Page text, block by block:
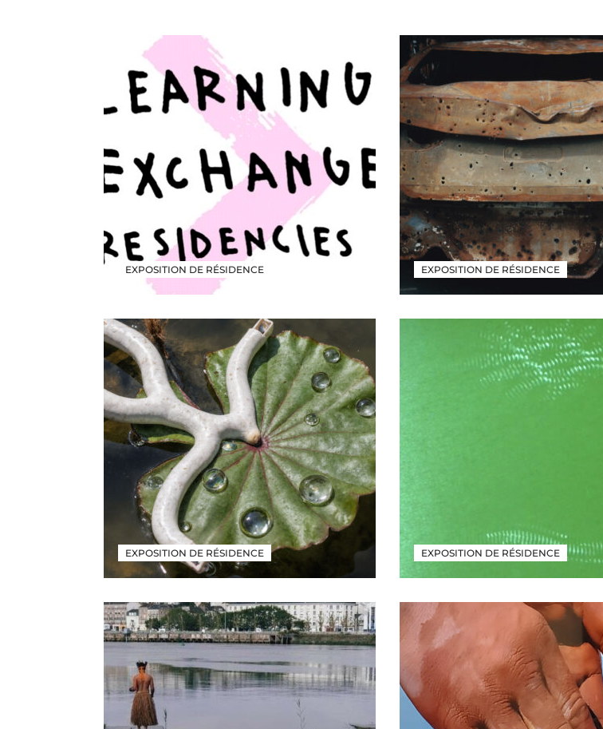
EXPOSITION DE RÉSIDENCE EXPOSITION DE RÉSIDENCE
EXPOSITION DE RÉSIDENCE EXPOSITION DE RÉSIDENCE